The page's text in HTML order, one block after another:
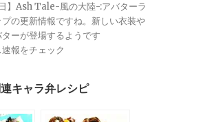
日】Ash Tale-風の大陸-:アバターラ
プの更新情報ですね。新しい衣装や
ーが登場するようです
報をチェック
キャラ弁レシピ